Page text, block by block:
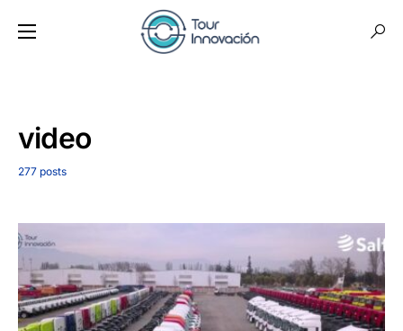
video
277 posts